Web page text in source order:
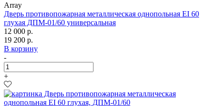
Array
Дверь противопожарная металлическая однопольная EI 60
глухая ДПМ-01/60 универсальная
12 000 р.
19 200 р.
В корзину
-
+